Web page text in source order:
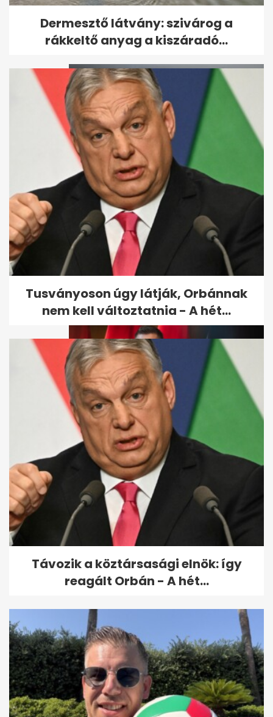
Az olasz futball válsága:
Guardiola sokkolta, Mancini...
Magyar Péter bejelentette:
Vége az önkéntes...
Magyar Péter bizonyítékot
vett elő: Orbánék évek óta
tudtak...
Dermesztő látvány: szivárog a
rákkeltő anyag a kiszáradó...
Tusványoson úgy látják, Orbánnak
nem kell változtatnia - A hét...
Távozik a köztársasági elnök: így
reagált Orbán - A hét...